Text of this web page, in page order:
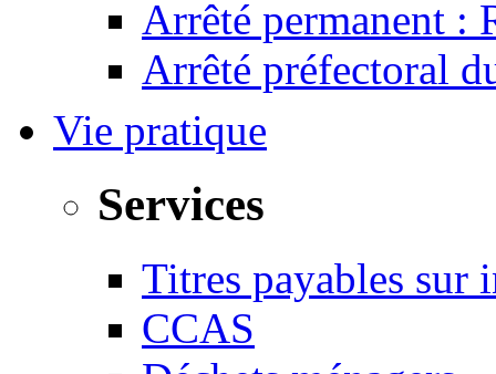
Arrêté permanent :
Arrêté préfectoral
Vie pratique
Services
Titres payables sur
CCAS